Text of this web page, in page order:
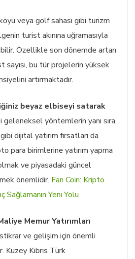
veya golf sahası gibi turizm
turist akınına uğramasıyla
Özellikle son dönemde artan
sayısı, bu tür projelerin yüksek
artırmaktadır.
beyaz elbiseyi satarak
geleneksel yöntemlerin yanı sıra,
gibi dijital yatırım fırsatları da
para birimlerine yatırım yapma
ve piyasadaki güncel
önemlidir. Fan Coin: Kripto
Sağlamanın Yeni Yolu
Memur Yatırımları
ve gelişim için önemli
Kuzey Kıbrıs Türk